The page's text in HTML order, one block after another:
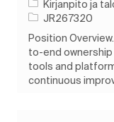
Luokka
Kirjanpito ja
Työn tunnus
JR267320
Position
to-end
tools and
continuous